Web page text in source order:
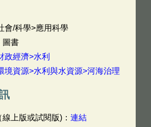
會/科學>應用科學
圖書
政經濟>水利
境資源>水利與水資源>河海治理
上版或試閱版)： 連結